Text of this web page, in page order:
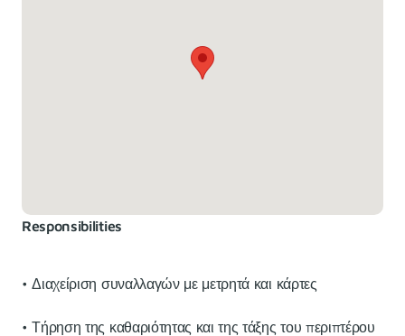
Responsibilities
• Διαχείριση συναλλαγών με μετρητά και κάρτες
• Τήρηση της καθαριότητας και της τάξης του περιπτέρου